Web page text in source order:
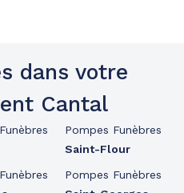
dans votre
Cantal
Pompes Funèbres
Saint-Flour
Pompes Funèbres